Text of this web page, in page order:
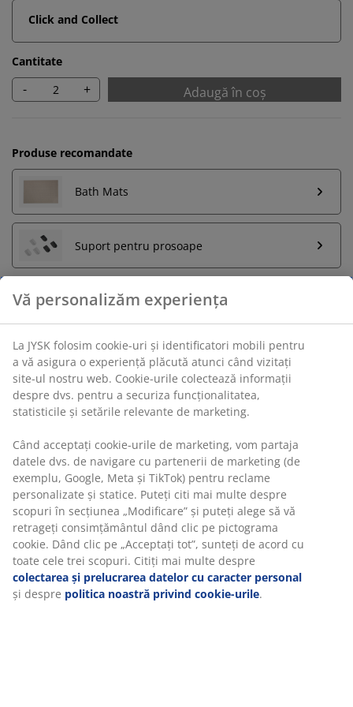
Click and Collect
Cantitate
- + Adaugă în coș
Produse recomandate
Bath Mats
Suport pentru prosoape
Retur pe o perioadă nelimitată
Află mai multe detalii despre cum poți schimba sau
returna produsul dorit într-un magazin fizic JYSK
Garanția prețului
Beneficiezi de garanția prețului pe o perioadă de 30 de
zile
Opțiuni flexibile de livrare
Alege varianta de livrare care ți se potrivește cel mai
bine
Unitate de stoc: 2350200
Specificații